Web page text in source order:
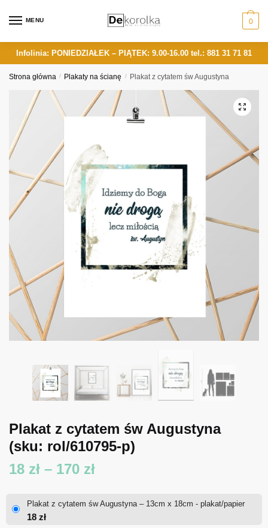
MENU 0
Infolinia: PONIEDZIAŁEK – PIĄTEK: 9.00-16.00 tel.: 881 31 71 81
Strona główna / Plakaty na ścianę / Plakat z cytatem św Augustyna
Plakat z cytatem św Augustyna
(sku: rol/610795-p)
18 zł – 170 złZakres
Plakat z cytatem św Augustyna – 13cm x 18cm - plakat/papier
18 zł